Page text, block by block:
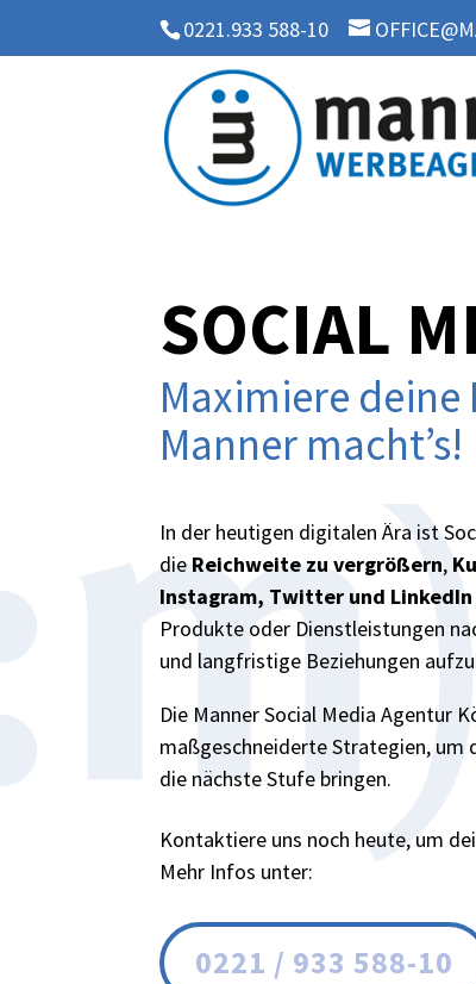
0221.933 588-10
SOCIAL
Maximiere
Manner macht’s!
In der heutigen digitalen Ära ist
die Reichweite zu vergrößern,
Instagram, Twitter und LinkedIn
Produkte oder Dienstleistungen
und langfristige Beziehungen
Die Manner Social Media Agentur
maßgeschneiderte Strategien, um
die nächste Stufe bringen.
Kontaktiere uns noch heute, um
Mehr Infos unter:
0221 / 933 588-10